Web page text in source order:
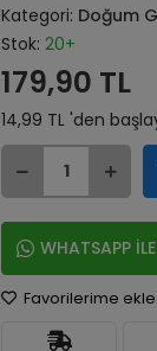
Kategori: Doğum
Stok: 20+
179,90 TL
14,99 TL 'den
WHATSAPP
Favorilerime ekle